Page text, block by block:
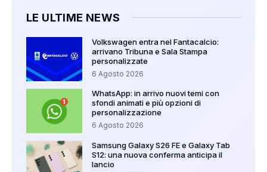
LE ULTIME NEWS
Volkswagen entra nel Fantacalcio:
arrivano Tribuna e Sala Stampa
personalizzate
6 Agosto 2026
WhatsApp: in arrivo nuovi temi con
sfondi animati e più opzioni di
personalizzazione
6 Agosto 2026
Samsung Galaxy S26 FE e Galaxy Tab
S12: una nuova conferma anticipa il
lancio